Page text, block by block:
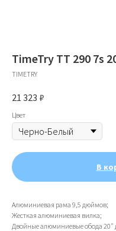
TimeTry TT 290 7s
TIMETRY
21 323 ₽
Цвет
В
Алюминиевая рама 9,5 дюймов;
Жесткая алюминиевая вилка;
Двойные алюминиевые обода